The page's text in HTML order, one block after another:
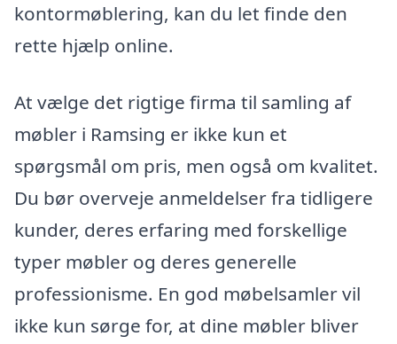
kontormøblering, kan du let finde den
rette hjælp online.
At vælge det rigtige firma til samling af
møbler i Ramsing er ikke kun et
spørgsmål om pris, men også om kvalitet.
Du bør overveje anmeldelser fra tidligere
kunder, deres erfaring med forskellige
typer møbler og deres generelle
professionisme. En god møbelsamler vil
ikke kun sørge for, at dine møbler bliver